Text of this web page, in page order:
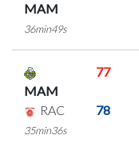
MAM
36min49s
MAM
77
RAC 78
35min36s